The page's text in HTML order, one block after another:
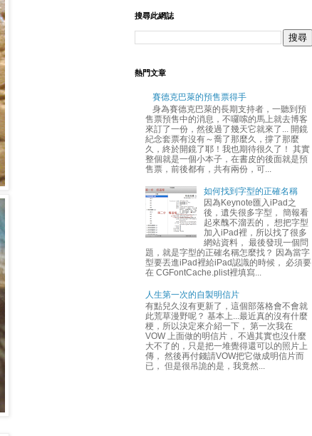
搜尋此網誌
熱門文章
賽德克巴萊的預售票得手
身為賽德克巴萊的長期支持者，一聽到預
售票預售中的消息，不囉嗦的馬上就去博客
來訂了一份，然後過了幾天它就來了... 開鏡
紀念套票有沒有～喬了那麼久，撐了那麼
久，終於開鏡了耶！我也期待很久了！ 其實
整個就是一個小本子，在書皮的後面就是預
售票，前後都有，共有兩份，可...
如何找到字型的正確名稱
因為Keynote匯入iPad之
後，遺失很多字型， 簡報看
起來醜不溜丟的， 想把字型
加入iPad裡，所以找了很多
網站資料， 最後發現一個問
題，就是字型的正確名稱怎麼找？ 因為當字
型要丟進iPad裡給iPad認識的時候， 必須要
在 CGFontCache.plist裡填寫...
人生第一次的自製明信片
有點兒久沒有更新了，這個部落格會不會就
此荒草漫野呢？ 基本上...最近真的沒有什麼
梗，所以決定來介紹一下， 第一次我在
VOW 上面做的明信片， 不過其實也沒什麼
大不了的，只是把一堆覺得還可以的照片上
傳， 然後再付錢請VOW把它做成明信片而
已， 但是很吊詭的是，我竟然...